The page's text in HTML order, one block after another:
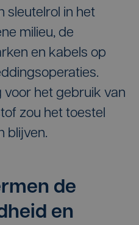
sleutelrol in het
milieu, de
en kabels op
het gebruik van
zou het toestel
blijven.
de
en